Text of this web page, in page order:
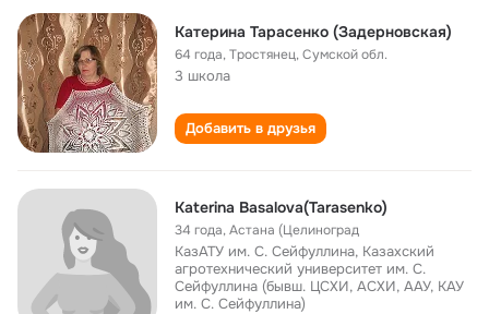
Катерина Тарасенко (Задерновская)
64 года,Тростянец, Сумской обл.
3 школа
Добавить в друзья
Katerina Basalova(Tarasenko)
34 года,Астана (Целиноград
КазАТУ им. С. Сейфуллина, Казахский
агротехнический университет им. С.
Сейфуллина (бывш. ЦСХИ, АСХИ, ААУ, КАУ
им. С. Сейфуллина)